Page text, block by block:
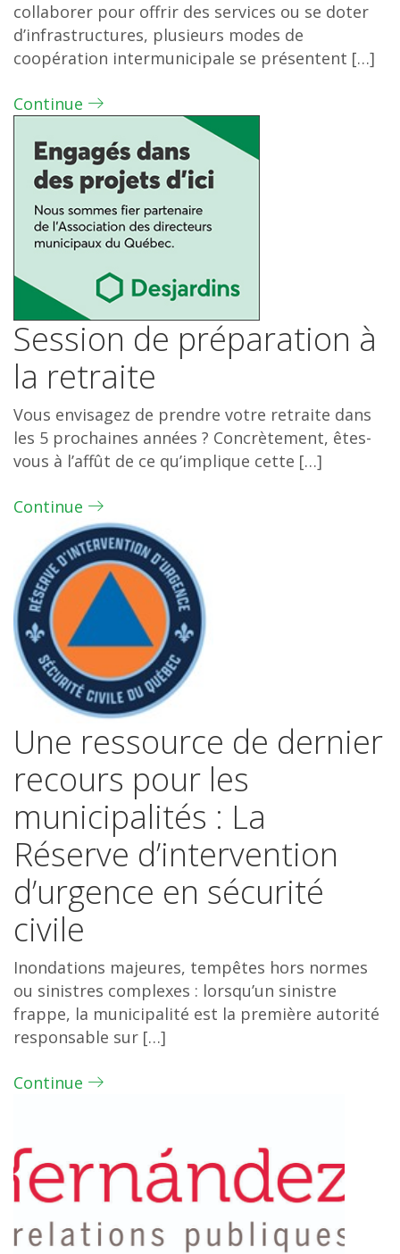
collaborer pour offrir des services ou se doter
d’infrastructures, plusieurs modes de
coopération intermunicipale se présentent […]
Continue
Session de préparation à
la retraite
Vous envisagez de prendre votre retraite dans
les 5 prochaines années ? Concrètement, êtes-
vous à l’affût de ce qu’implique cette […]
Continue
Une ressource de dernier
recours pour les
municipalités : La
Réserve d’intervention
d’urgence en sécurité
civile
Inondations majeures, tempêtes hors normes
ou sinistres complexes : lorsqu’un sinistre
frappe, la municipalité est la première autorité
responsable sur […]
Continue